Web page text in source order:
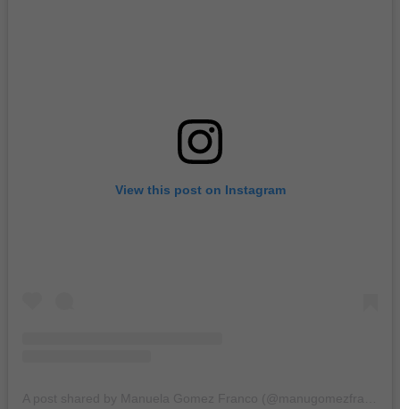
View this post on Instagram